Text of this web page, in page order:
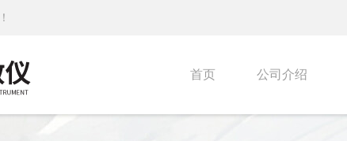
首页 公司介绍